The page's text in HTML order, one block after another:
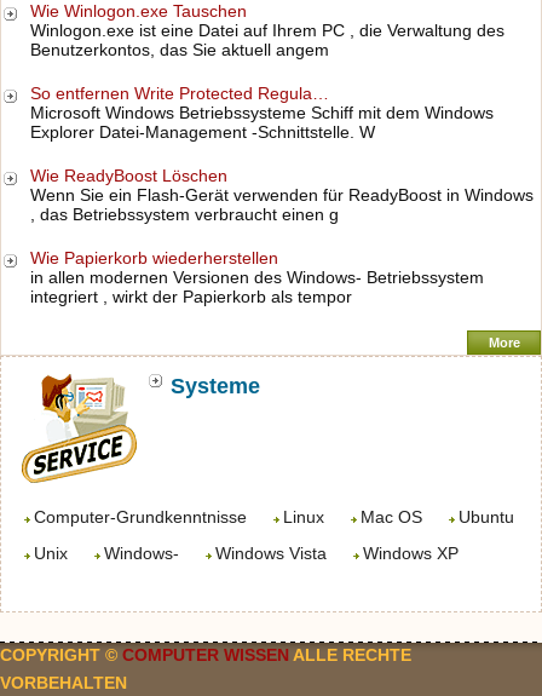
Wie Winlogon.exe Tauschen
Winlogon.exe ist eine Datei auf Ihrem PC , die Verwaltung des
Benutzerkontos, das Sie aktuell angem
So entfernen Write Protected Regula…
Microsoft Windows Betriebssysteme Schiff mit dem Windows
Explorer Datei-Management -Schnittstelle. W
Wie ReadyBoost Löschen
Wenn Sie ein Flash-Gerät verwenden für ReadyBoost in Windows
, das Betriebssystem verbraucht einen g
Wie Papierkorb wiederherstellen
in allen modernen Versionen des Windows- Betriebssystem
integriert , wirkt der Papierkorb als tempor
More
Systeme
Computer-Grundkenntnisse Linux Mac OS
Ubuntu
Unix
Windows- Windows Vista Windows XP
COPYRIGHT © COMPUTER WISSEN ALLE RECHTE
VORBEHALTEN